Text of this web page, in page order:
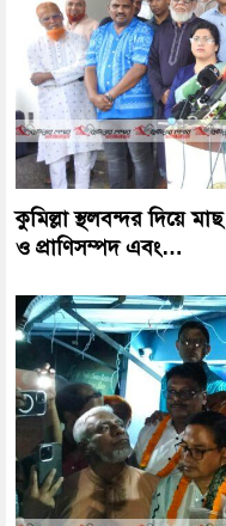
কুমিল্লা স্থলবন্দর দিয়ে
ও প্রাণিসম্পদ এবং…